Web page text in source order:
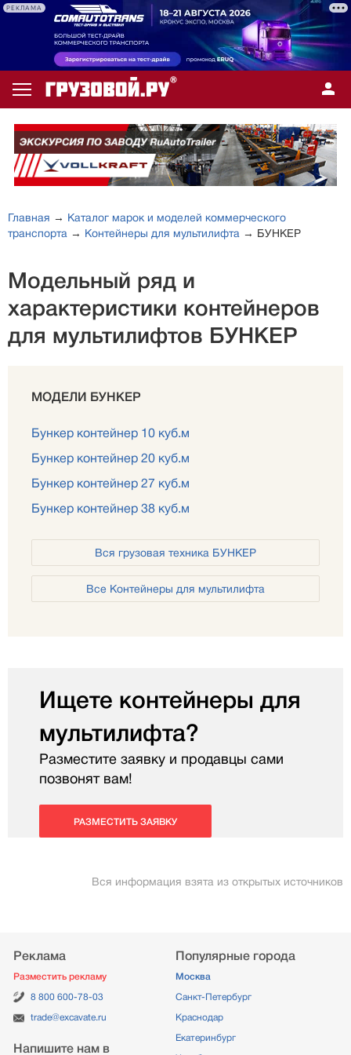
РЕКЛАМА
Главная → Каталог марок и моделей коммерческого
транспорта → Контейнеры для мультилифта → БУНКЕР
Модельный ряд и
характеристики контейнеров
для мультилифтов БУНКЕР
МОДЕЛИ БУНКЕР
Бункер контейнер 10 куб.м
Бункер контейнер 20 куб.м
Бункер контейнер 27 куб.м
Бункер контейнер 38 куб.м
Вся грузовая техника БУНКЕР
Все Контейнеры для мультилифта
Ищете контейнеры для
мультилифта?
Разместите заявку и продавцы сами
позвонят вам!
РАЗМЕСТИТЬ ЗАЯВКУ
Вся информация взята из открытых источников
Реклама
Разместить рекламу
8 800 600-78-03
trade@excavate.ru
Напишите нам в
Популярные города
Москва
Санкт-Петербург
Краснодар
Екатеринбург